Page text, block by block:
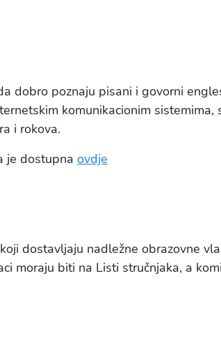
dobro poznaju pisani i govorni
komunikacionim sistemima,
i rokova.
je dostupna ovdje
dostavljaju nadležne obrazovne
moraju biti na Listi stručnjaka, a